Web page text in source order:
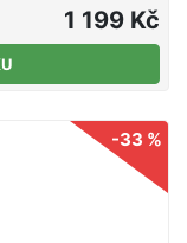
Dělená
v ruce při
při lovu
Jedná se o
cenové
zátěž 60-
1 199 Kč
-33 %